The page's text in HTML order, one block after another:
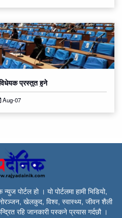
प्रस्तुत हुने
Aug-07
पोर्टल हो । यो पोर्टलमा हामी भिडियो,
खेलकुद, विश्व, स्वास्थ्य, जीवन शैली
रहि जानकारी पस्कने प्रयास गर्दछौ ।